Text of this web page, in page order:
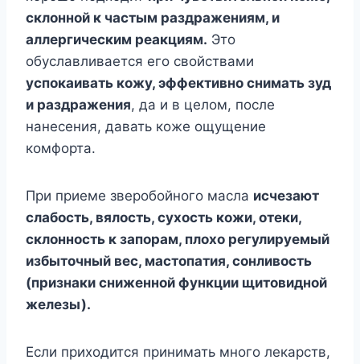
склонной к частым раздражениям, и
аллергическим реакциям. Это
обуславливается его свойствами
успокаивать кожу, эффективно снимать зуд
и раздражения, да и в целом, после
нанесения, давать коже ощущение
комфорта.
При приеме зверобойного масла исчезают
слабость, вялость, сухость кожи, отеки,
склонность к запорам, плохо регулируемый
избыточный вес, мастопатия, сонливость
(признаки сниженной функции щитовидной
железы).
Если приходится принимать много лекарств,